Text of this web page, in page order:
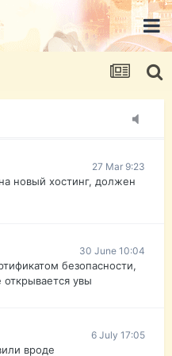
https://pasport-ua.com/
сайт и форум
27 Mar 9:23
новый хостинг, должен
30 June 10:04
безопасности,
открывается увы
6 July 17:05
вроде